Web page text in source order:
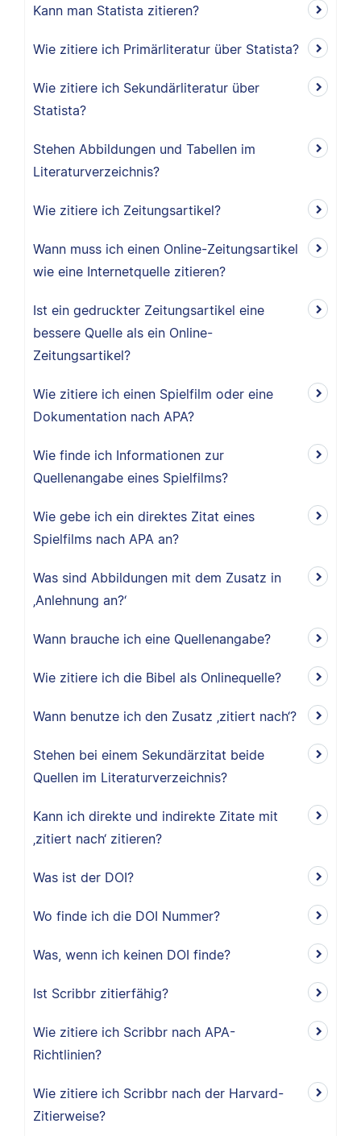
Kann man Statista zitieren?
Wie zitiere ich Primärliteratur über Statista?
Wie zitiere ich Sekundärliteratur über
Statista?
Stehen Abbildungen und Tabellen im
Literaturverzeichnis?
Wie zitiere ich Zeitungsartikel?
Wann muss ich einen Online-Zeitungsartikel
wie eine Internetquelle zitieren?
Ist ein gedruckter Zeitungsartikel eine
bessere Quelle als ein Online-
Zeitungsartikel?
Wie zitiere ich einen Spielfilm oder eine
Dokumentation nach APA?
Wie finde ich Informationen zur
Quellenangabe eines Spielfilms?
Wie gebe ich ein direktes Zitat eines
Spielfilms nach APA an?
Was sind Abbildungen mit dem Zusatz in
‚Anlehnung an?‘
Wann brauche ich eine Quellenangabe?
Wie zitiere ich die Bibel als Onlinequelle?
Wann benutze ich den Zusatz ‚zitiert nach‘?
Stehen bei einem Sekundärzitat beide
Quellen im Literaturverzeichnis?
Kann ich direkte und indirekte Zitate mit
‚zitiert nach‘ zitieren?
Was ist der DOI?
Wo finde ich die DOI Nummer?
Was, wenn ich keinen DOI finde?
Ist Scribbr zitierfähig?
Wie zitiere ich Scribbr nach APA-
Richtlinien?
Wie zitiere ich Scribbr nach der Harvard-
Zitierweise?